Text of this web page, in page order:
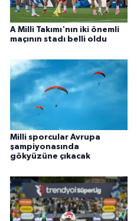
A Milli Takımı'nın iki önemli
maçının stadı belli oldu
Milli sporcular Avrupa
şampiyonasında
gökyüzüne çıkacak